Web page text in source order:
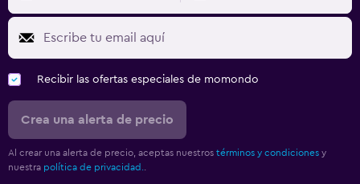
Recibir las ofertas especiales de momondo
Crea una alerta de precio
Al crear una alerta de precio, aceptas nuestros términos y condiciones y
nuestra política de privacidad.